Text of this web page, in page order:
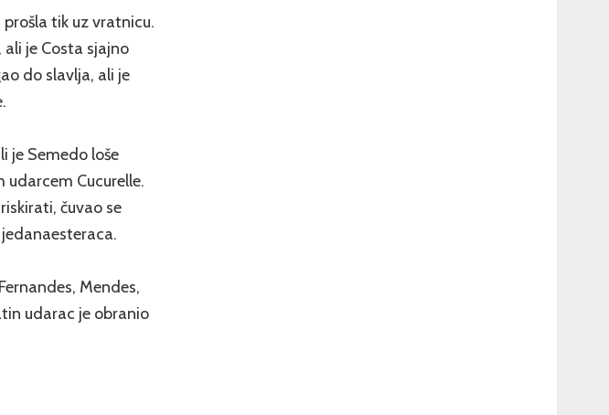
tik uz vratnicu.
je Costa sjajno
do slavlja, ali je
je Semedo loše
Cucurelle.
čuvao se
Mendes,
udarac je obranio